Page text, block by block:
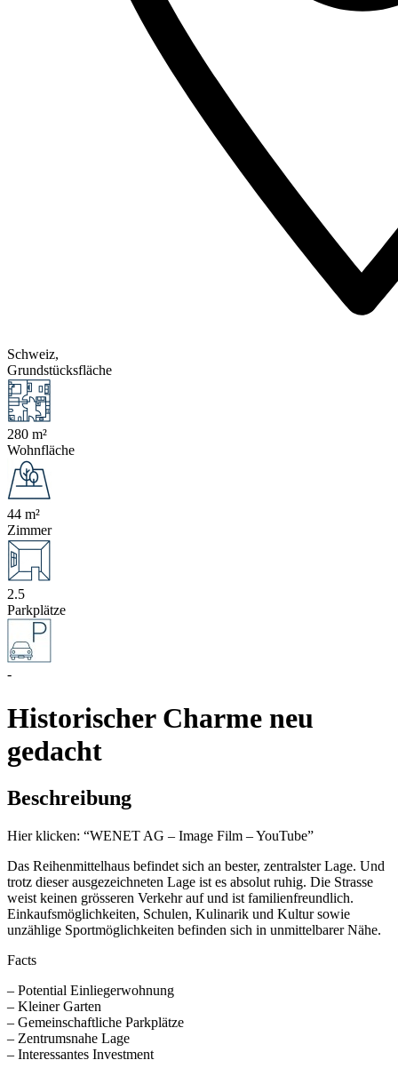
Schweiz,
Grundstücksfläche
280 m²
Wohnfläche
44 m²
Zimmer
2.5
Parkplätze
-
Historischer Charme neu
gedacht
Beschreibung
Hier klicken: “WENET AG – Image Film – YouTube”
Das Reihenmittelhaus befindet sich an bester, zentralster Lage. Und
trotz dieser ausgezeichneten Lage ist es absolut ruhig. Die Strasse
weist keinen grösseren Verkehr auf und ist familienfreundlich.
Einkaufsmöglichkeiten, Schulen, Kulinarik und Kultur sowie
unzählige Sportmöglichkeiten befinden sich in unmittelbarer Nähe.
Facts
– Potential Einliegerwohnung
– Kleiner Garten
– Gemeinschaftliche Parkplätze
– Zentrumsnahe Lage
– Interessantes Investment